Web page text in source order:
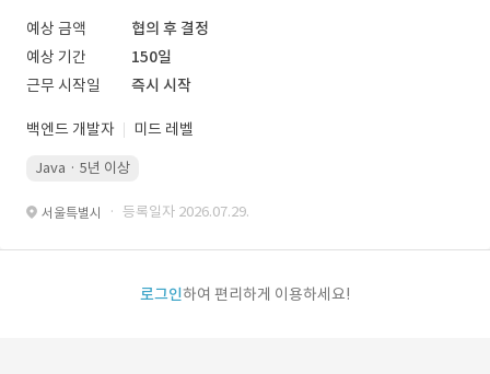
예상 금액
협의 후 결정
예상 기간
150일
근무 시작일
즉시 시작
백엔드 개발자 미드 레벨
Java · 5년 이상
서울특별시 · 등록일자 2026.07.29.
로그인하여 편리하게 이용하세요!